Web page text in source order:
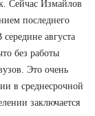
Сейчас Измайлов
последнего
августа
без работы
Это очень
в среднесрочной
заключается